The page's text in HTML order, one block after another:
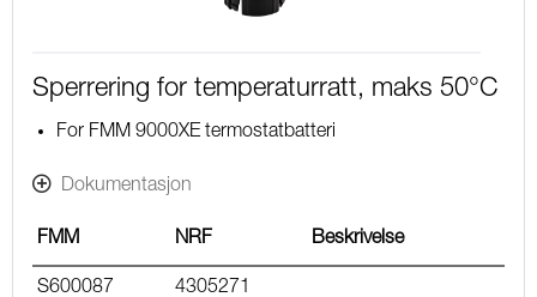
Sperrering for temperaturratt, maks 50°C
For FMM 9000XE termostatbatteri
Dokumentasjon
FMM NRF Beskrivelse
S600087 4305271